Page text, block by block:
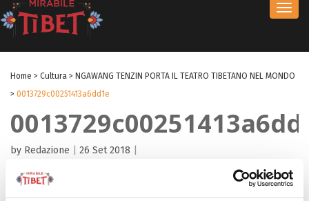
Home > Cultura > NGAWANG TENZIN PORTA IL TEATRO TIBETANO NEL MONDO
> 0013729c00251413a6dd1e
by Redazione 26 Set 2018